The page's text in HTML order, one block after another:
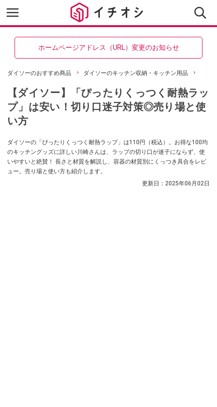
ホームページアドレス（URL）変更のお知らせ
ダイソーのおすすめ商品 ダイソーのキッチン収納・キッチン用品
【ダイソー】「ぴったりくっつく耐熱ラッ
プ」は安い！切り口迷子対策◎売り場と使
い方
ダイソーの「ぴったりくっつく耐熱ラップ」は110円（税込）。お得な100均
のキッチングッズに詳しい川崎さんは、ラップの切り口が迷子にならず、使
いやすいと絶賛！ 長さと材質を解説し、容器の材質別にくっつき具合をレビ
ュー。売り場と使い方も紹介します。
更新日： 2025年06月02日